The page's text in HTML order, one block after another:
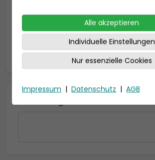
* = Pflichtfelder
Alle akzeptieren
Individuelle Einstellungen
Nur essenzielle Cookies
Impressum | Datenschutz | AGB